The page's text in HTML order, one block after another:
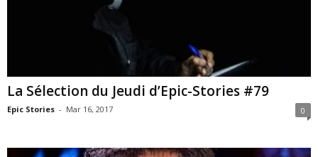
La Sélection du Jeudi d’Epic-Stories #79
Epic Stories - Mar 16, 2017 0